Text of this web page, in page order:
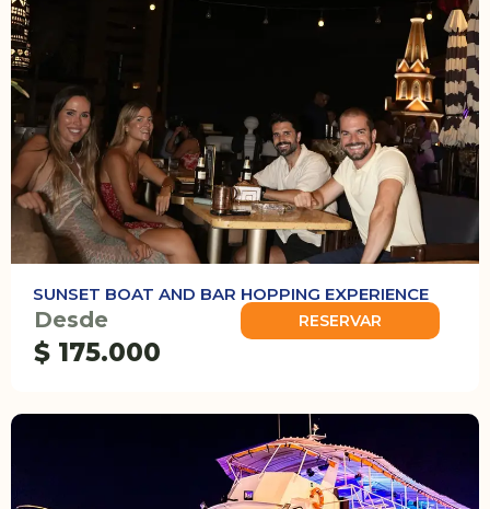
SUNSET BOAT AND BAR HOPPING EXPERIENCE
Desde
$ 175.000
RESERVAR